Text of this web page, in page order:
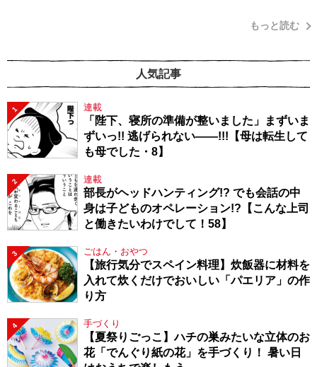
もっと読む
人気記事
1 連載
「陛下、寝所の準備が整いました」まずいま
ずいっ!! 逃げられない――!!!【母は転生して
も母でした・8】
2 連載
部長がヘッドハンティング!? でも会話の中
身は子どものオペレーション!?【こんな上司
と働きたいわけでして！58】
3 ごはん・おやつ
【旅行気分でスペイン料理】炊飯器に材料を
入れて炊くだけでおいしい「パエリア」の作
り方
4 手づくり
【夏祭りごっこ】ハチの巣みたいな立体のお
花「でんぐり紙の花」を手づくり！ 暑い日